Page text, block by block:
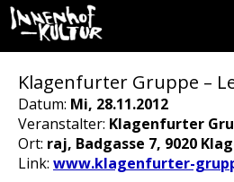
Klagenfurter Gruppe –
Datum: Mi, 28.11.2012
Veranstalter: Klagenfurter
Ort: raj, Badgasse 7, 9020
Link: www.klagenfurter-